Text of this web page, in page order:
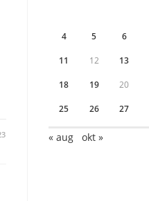
4 5 6
11 12 13
18 19 20
25 26 27
« aug okt »